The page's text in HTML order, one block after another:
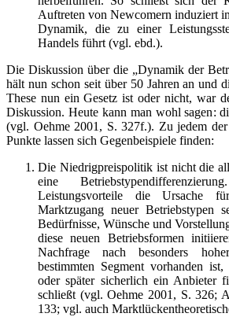
Auftreten von Newcomern induziert
Dynamik, die zu einer
Handels führt (vgl. ebd.).
Die Diskussion über die „Dynamik der
hält nun schon seit über 50 Jahren an und
These nun ein Gesetz ist oder nicht, war
Diskussion. Heute kann man wohl sagen:
(vgl. Oehme 2001, S. 327f.). Zu jedem
Punkte lassen sich Gegenbeispiele finden:
Die Niedrigpreispolitik ist nicht die
eine
Leistungsvorteile die Ursache
Marktzugang neuer Betriebstypen
Bedürfnisse, Wünsche und
diese neuen Betriebsformen
Nachfrage nach besonders
bestimmten Segment vorhanden
oder später sicherlich ein Anbieter
schließt (vgl. Oehme 2001, S. 326;
133; vgl. auch